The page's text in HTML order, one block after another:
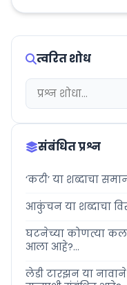
त्वरित शोध
संबंधित प्रश्न
‘कटी’ या शब्दाचा
आकुंचन या शब्दाचा
घटनेच्या कोणत्या
आला आहे?...
लेडी टारझन या नावाने